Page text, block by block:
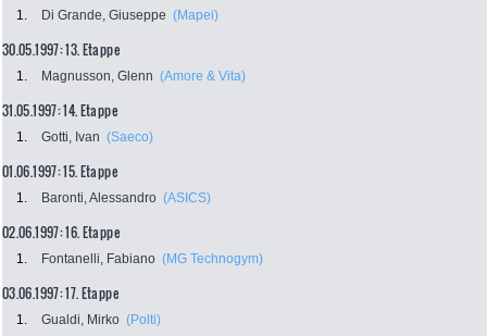
1. Di Grande, Giuseppe (Mapei)
30.05.1997: 13. Etappe
1. Magnusson, Glenn (Amore & Vita)
31.05.1997: 14. Etappe
1. Gotti, Ivan (Saeco)
01.06.1997: 15. Etappe
1. Baronti, Alessandro (ASICS)
02.06.1997: 16. Etappe
1. Fontanelli, Fabiano (MG Technogym)
03.06.1997: 17. Etappe
1. Gualdi, Mirko (Polti)